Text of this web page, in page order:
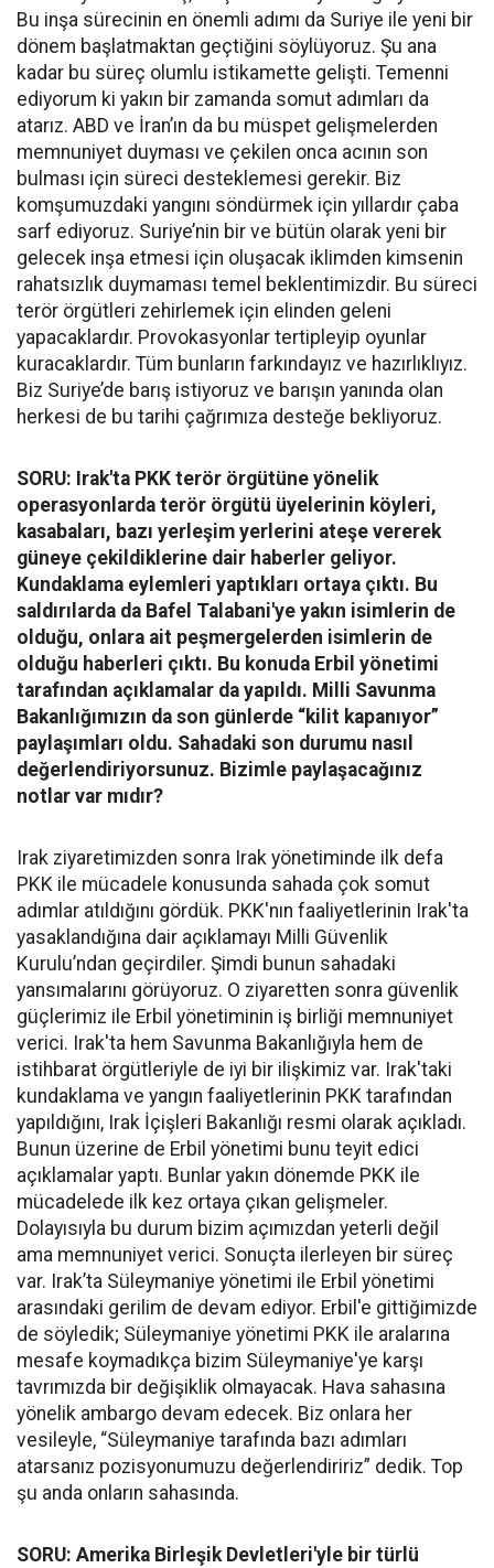
Bu inşa sürecinin en önemli adımı da Suriye ile yeni bir
dönem başlatmaktan geçtiğini söylüyoruz. Şu ana
kadar bu süreç olumlu istikamette gelişti. Temenni
ediyorum ki yakın bir zamanda somut adımları da
atarız. ABD ve İran’ın da bu müspet gelişmelerden
memnuniyet duyması ve çekilen onca acının son
bulması için süreci desteklemesi gerekir. Biz
komşumuzdaki yangını söndürmek için yıllardır çaba
sarf ediyoruz. Suriye’nin bir ve bütün olarak yeni bir
gelecek inşa etmesi için oluşacak iklimden kimsenin
rahatsızlık duymaması temel beklentimizdir. Bu süreci
terör örgütleri zehirlemek için elinden geleni
yapacaklardır. Provokasyonlar tertipleyip oyunlar
kuracaklardır. Tüm bunların farkındayız ve hazırlıklıyız.
Biz Suriye’de barış istiyoruz ve barışın yanında olan
herkesi de bu tarihi çağrımıza desteğe bekliyoruz.
SORU: Irak'ta PKK terör örgütüne yönelik
operasyonlarda terör örgütü üyelerinin köyleri,
kasabaları, bazı yerleşim yerlerini ateşe vererek
güneye çekildiklerine dair haberler geliyor.
Kundaklama eylemleri yaptıkları ortaya çıktı. Bu
saldırılarda da Bafel Talabani'ye yakın isimlerin de
olduğu, onlara ait peşmergelerden isimlerin de
olduğu haberleri çıktı. Bu konuda Erbil yönetimi
tarafından açıklamalar da yapıldı. Milli Savunma
Bakanlığımızın da son günlerde “kilit kapanıyor”
paylaşımları oldu. Sahadaki son durumu nasıl
değerlendiriyorsunuz. Bizimle paylaşacağınız
notlar var mıdır?
Irak ziyaretimizden sonra Irak yönetiminde ilk defa
PKK ile mücadele konusunda sahada çok somut
adımlar atıldığını gördük. PKK'nın faaliyetlerinin Irak'ta
yasaklandığına dair açıklamayı Milli Güvenlik
Kurulu’ndan geçirdiler. Şimdi bunun sahadaki
yansımalarını görüyoruz. O ziyaretten sonra güvenlik
güçlerimiz ile Erbil yönetiminin iş birliği memnuniyet
verici. Irak'ta hem Savunma Bakanlığıyla hem de
istihbarat örgütleriyle de iyi bir ilişkimiz var. Irak'taki
kundaklama ve yangın faaliyetlerinin PKK tarafından
yapıldığını, Irak İçişleri Bakanlığı resmi olarak açıkladı.
Bunun üzerine de Erbil yönetimi bunu teyit edici
açıklamalar yaptı. Bunlar yakın dönemde PKK ile
mücadelede ilk kez ortaya çıkan gelişmeler.
Dolayısıyla bu durum bizim açımızdan yeterli değil
ama memnuniyet verici. Sonuçta ilerleyen bir süreç
var. Irak’ta Süleymaniye yönetimi ile Erbil yönetimi
arasındaki gerilim de devam ediyor. Erbil'e gittiğimizde
de söyledik; Süleymaniye yönetimi PKK ile aralarına
mesafe koymadıkça bizim Süleymaniye'ye karşı
tavrımızda bir değişiklik olmayacak. Hava sahasına
yönelik ambargo devam edecek. Biz onlara her
vesileyle, “Süleymaniye tarafında bazı adımları
atarsanız pozisyonumuzu değerlendiririz” dedik. Top
şu anda onların sahasında.
SORU: Amerika Birleşik Devletleri'yle bir türlü